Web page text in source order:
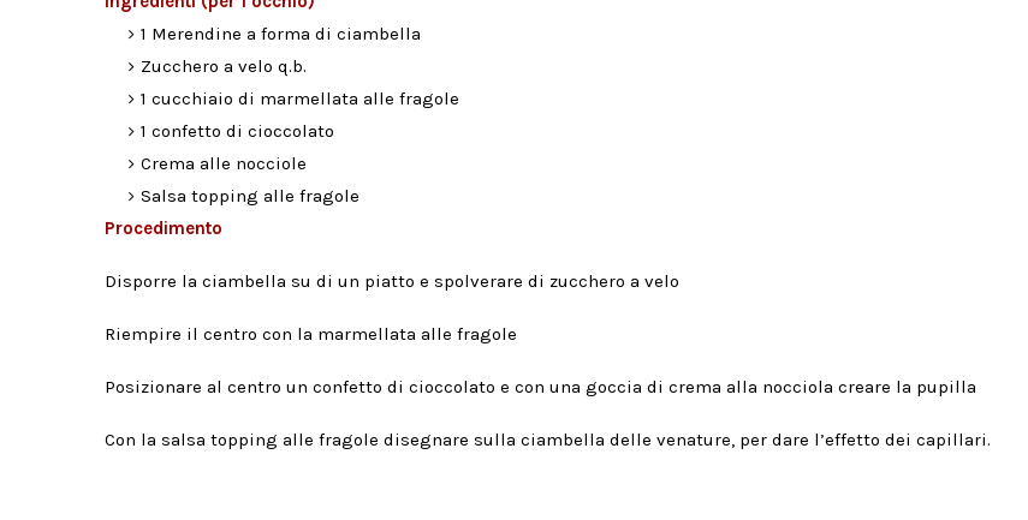
1 Merendine a forma di ciambella
Zucchero a velo q.b.
1 cucchiaio di marmellata alle fragole
1 confetto di cioccolato
Crema alle nocciole
Salsa topping alle fragole
Procedimento
Disporre la ciambella su di un piatto e spolverare di zucchero a velo
Riempire il centro con la marmellata alle fragole
Posizionare al centro un confetto di cioccolato e con una goccia di crema alla nocciola creare la pupilla
Con la salsa topping alle fragole disegnare sulla ciambella delle venature, per dare l’effetto dei capillari.